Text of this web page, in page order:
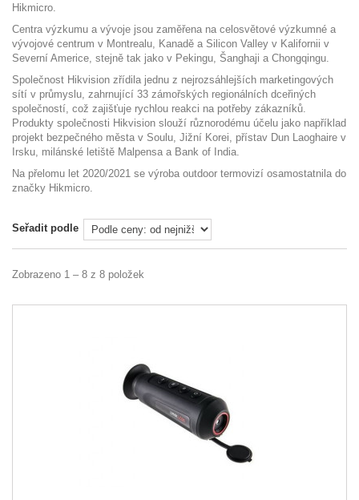
Hikmicro.
Centra výzkumu a vývoje jsou zaměřena na celosvětové výzkumné a
vývojové centrum v Montrealu, Kanadě a Silicon Valley v Kalifornii v
Severní Americe, stejně tak jako v Pekingu, Šanghaji a Chongqingu.
Společnost Hikvision zřídila jednu z nejrozsáhlejších marketingových
sítí v průmyslu, zahrnující 33 zámořských regionálních dceřiných
společností, což zajišťuje rychlou reakci na potřeby zákazníků.
Produkty společnosti Hikvision slouží různorodému účelu jako například
projekt bezpečného města v Soulu, Jižní Korei, přístav Dun Laoghaire v
Irsku, milánské letiště Malpensa a Bank of India.
Na přelomu let 2020/2021 se výroba outdoor termovizí osamostatnila do
značky Hikmicro.
Seřadit podle
Zobrazeno 1 – 8 z 8 položek